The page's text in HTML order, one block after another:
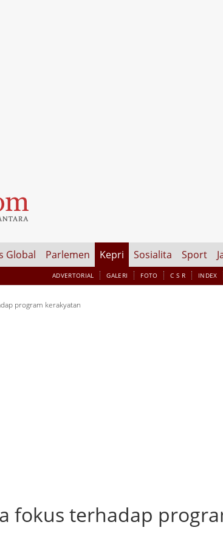
Global Parlemen Kepri Sosialita Sport
ADVERTORIAL GALERI FOTO C S R INDEX
program kerakyatan
fokus terhadap